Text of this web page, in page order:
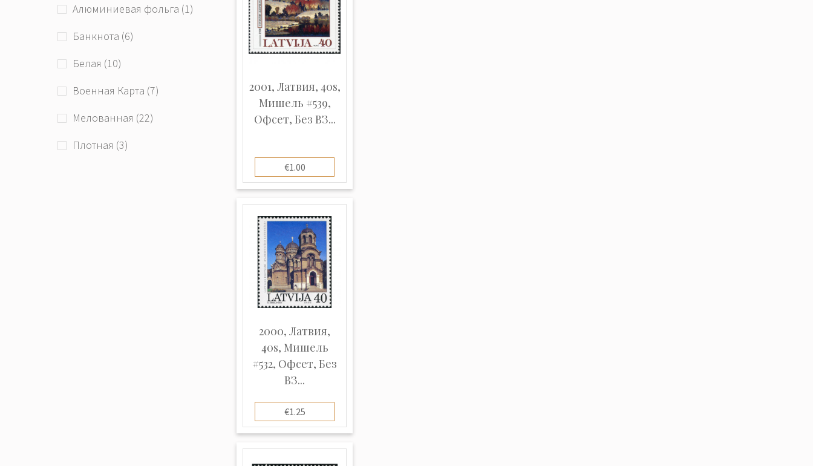
Алюминиевая фольга (1)
Банкнота (6)
Белая (10)
Военная Карта (7)
Мелованная (22)
Плотная (3)
2001, Латвия, 40s,
Мишель #539,
Офсет, Без ВЗ...
€1.00
2000, Латвия,
40s, Мишель
#532, Офсет, Без
ВЗ...
€1.25